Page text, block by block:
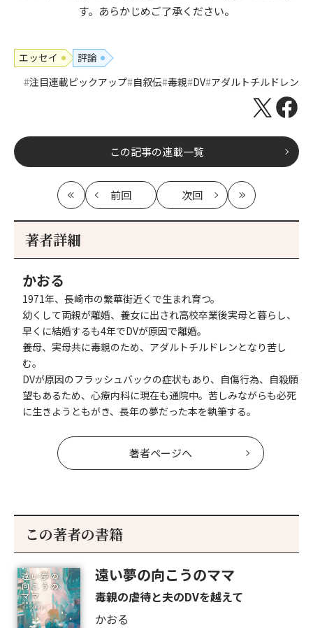
す。あらかじめご了承ください。
エッセイ
評論
注目連載ピックアップ 自叙伝 毒親 DV アダルトチルドレン
この記事の連載一覧
最
初
前回
記
次回
記
最
新
著者詳細
かおる
1971年、長崎市の繁華街近くで生まれ育つ。
幼くして両親が離婚、養女に出され高校卒業後実母と暮らし、
早くに結婚するも4年でDVが原因で離婚。
養母、実母共に毒親のため、アダルトチルドレンとなり苦し
む。
DVが原因のフラッシュバックの症状もあり、自傷行為、自殺願
望もあるため、心療内科に現在も通院中。苦しみながらも必死
に生きようともがき、長年の夢だった本を執筆する。
著者ページへ
この著者の書籍
遠い夢の向こうのママ
毒親の虐待と夫のDVを越えて
かおる